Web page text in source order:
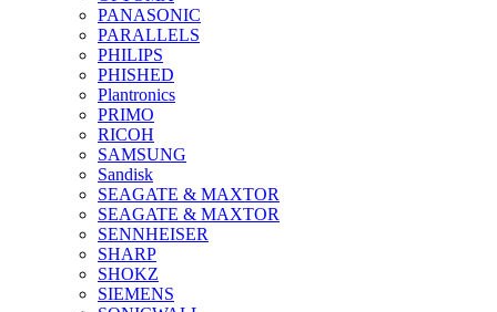
PANASONIC
PARALLELS
PHILIPS
PHISHED
Plantronics
PRIMO
RICOH
SAMSUNG
Sandisk
SEAGATE & MAXTOR
SEAGATE & MAXTOR
SENNHEISER
SHARP
SHOKZ
SIEMENS